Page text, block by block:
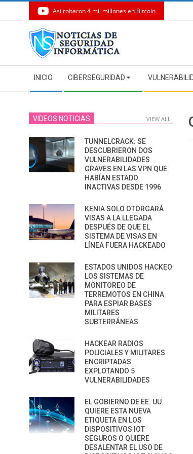
Así robaron 4 mil millones en Bitcoin
Navigation
Menu
INICIO CIBERSEGURIDAD
VIDEOS NOTICIAS VIEW ALL
TUNNELCRACK: SE
DESCUBRIERON DOS
VULNERABILIDADES
GRAVES EN LAS VPN QUE
HABÍAN ESTADO
INACTIVAS DESDE 1996
KENIA SOLO OTORGARÁ
VISAS A LA LLEGADA
DESPUÉS DE QUE EL
SISTEMA DE VISAS EN
LÍNEA FUERA HACKEADO
ESTADOS UNIDOS HACKEO
LOS SISTEMAS DE
MONITOREO DE
TERREMOTOS EN CHINA
PARA ESPIAR BASES
MILITARES
SUBTERRÁNEAS
HACKEAR RADIOS
POLICIALES Y MILITARES
ENCRIPTADAS
EXPLOTANDO 5
VULNERABILIDADES
EL GOBIERNO DE EE. UU.
QUIERE ESTA NUEVA
ETIQUETA EN LOS
DISPOSITIVOS IOT
SEGUROS O QUIERE
DESALENTAR EL USO DE